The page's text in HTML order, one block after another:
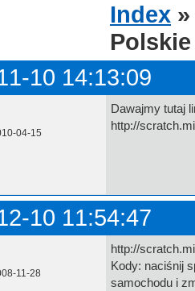
Index
10 14:13:09
04-15
Dawajmy tutaj
http://
10 11:54:47
11-28
http://
Kody: naciśnij
samochodu i